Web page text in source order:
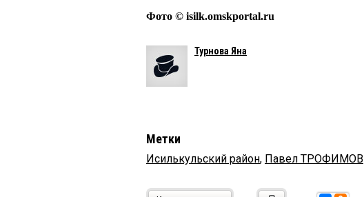
Фото © isilk.omskportal.ru
Турнова Яна
Метки
Исилькульский район, Павел ТРОФИМОВ